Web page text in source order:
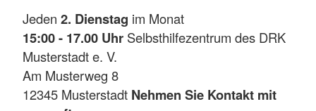
Jeden 2. Dienstag im Monat
15:00 - 17.00 Uhr Selbsthilfezentrum des DRK
Musterstadt e. V.
Am Musterweg 8
12345 Musterstadt Nehmen Sie Kontakt mit